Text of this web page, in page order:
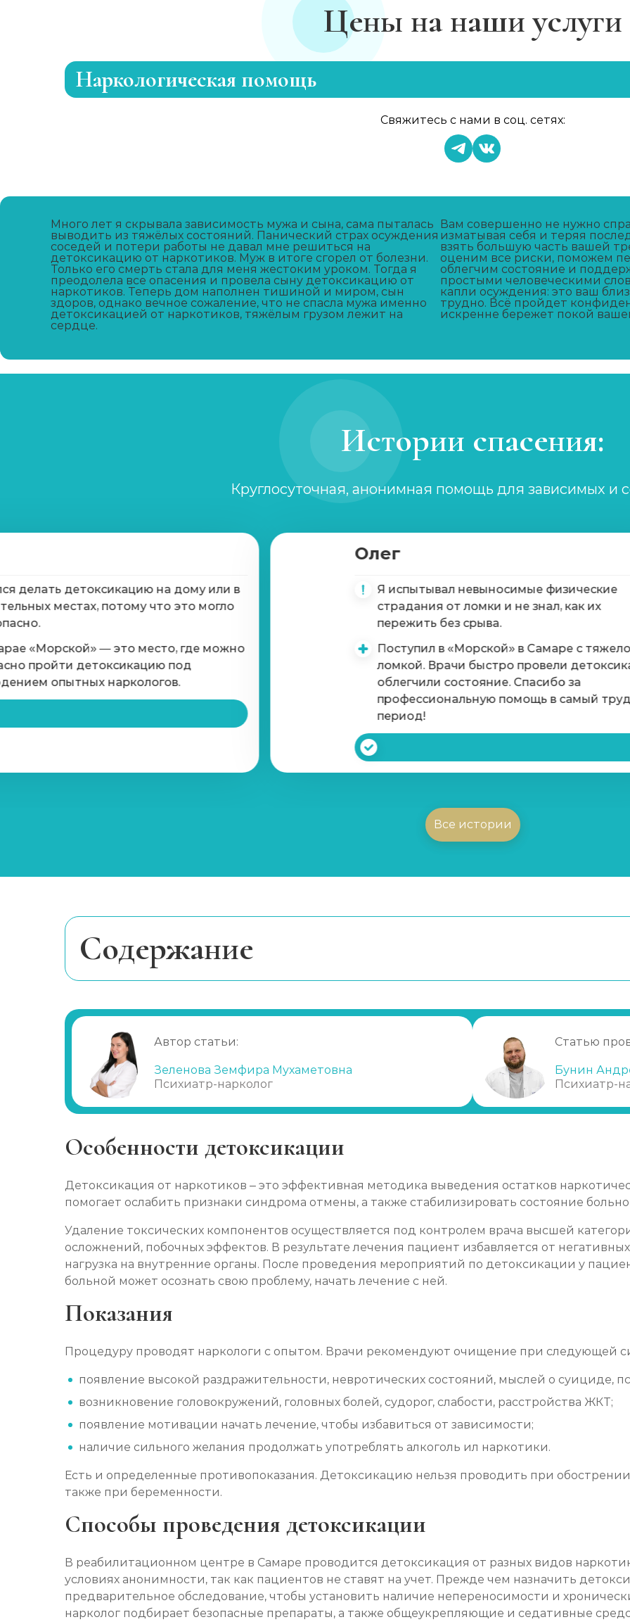
Цены на наши услуги
Наркологическая помощь
Лечение зависимости от А-ПВП
Лечение зависимости от мефедрона
УБОД
Нарколог на дом
Принудительное лечение наркозависимых
Курс реабилитации 28 дней
Анализы на наркотики
Наркологическое освидетельствование
Нарколог на дом (при наркомании)
Помощь наркоманам
Снятие ломки в стационаре
Каннабиоидная детоксикация
Лечение наркомании (стационар, в сутки)
Лечение зависимости от героина
Лечение зависимости от амфетамина
Лечение зависимости от Лирики
Лечение зависимости от феназепама
Лечение подростковой наркомании
Кодирование от наркомании
Кодирование Селинкро
Реабилитация наркозависимых (месяц)
Свяжитесь с нами в соц. сетях:
Много лет я скрывала зависимость мужа и сына, сама пыталась
выводить из тяжёлых состояний. Панический страх осуждения
соседей и потери работы не давал мне решиться на
детоксикацию от наркотиков. Муж в итоге сгорел от болезни.
Только его смерть стала для меня жестоким уроком. Тогда я
преодолела все опасения и провела сыну детоксикацию от
наркотиков. Теперь дом наполнен тишиной и миром, сын
здоров, однако вечное сожаление, что не спасла мужа именно
детоксикацией от наркотиков, тяжёлым грузом лежит на
сердце.
Вам совершенно не нужно
изматывая себя и теряя
взять большую часть вашей
оценим все риски, поможем
облегчим состояние и
простыми человеческими
капли осуждения: это ваш
трудно. Всё пройдет
искренне бережет покой
Истории спасения:
Круглосуточная, анонимная помощь для зависимых и
делать детоксикацию на дому или в
местах, потому что это могло
«Морской» — это место, где можно
пройти детоксикацию под
опытных наркологов.
Олег
Я испытывал невыносимые физические
страдания от ломки и не знал, как их
пережить без срыва.
Поступил в «Морской» в Самаре с
ломкой. Врачи быстро провели
облегчили состояние. Спасибо за
профессиональную помощь в самый
период!
Все истории
Cодержание
Автор статьи:
Зеленова Земфира Мухаметовна
Психиатр-нарколог
Статью
Бунин
Психиатр-
Особенности детоксикации
Детоксикация от наркотиков – это эффективная методика выведения остатков
помогает ослабить признаки синдрома отмены, а также стабилизировать состояние
Удаление токсических компонентов осуществляется под контролем врача высшей
осложнений, побочных эффектов. В результате лечения пациент избавляется от
нагрузка на внутренние органы. После проведения мероприятий по детоксикации у
больной может осознать свою проблему, начать лечение с ней.
Показания
Процедуру проводят наркологи с опытом. Врачи рекомендуют очищение при следующей
появление высокой раздражительности, невротических состояний, мыслей о суициде,
возникновение головокружений, головных болей, судорог, слабости, расстройства ЖКТ;
появление мотивации начать лечение, чтобы избавиться от зависимости;
наличие сильного желания продолжать употреблять алкоголь ил наркотики.
Есть и определенные противопоказания. Детоксикацию нельзя проводить при
также при беременности.
Способы проведения детоксикации
В реабилитационном центре в Самаре проводится детоксикация от разных видов
условиях анонимности, так как пациентов не ставят на учет. Прежде чем назначить
предварительное обследование, чтобы установить наличие непереносимости и
нарколог подбирает безопасные препараты, а также общеукрепляющие и седативные